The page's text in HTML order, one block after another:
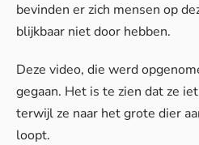
bevinden er zich mensen op
blijkbaar niet door hebben.
Deze video, die werd
gegaan. Het is te zien dat ze
terwijl ze naar het grote dier
loopt.